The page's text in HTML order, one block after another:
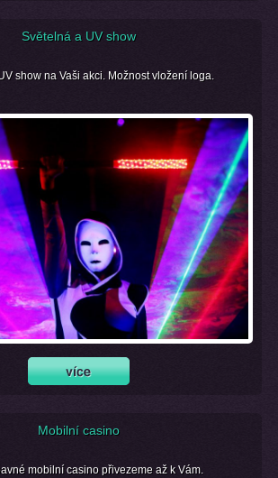
Světelná a UV show
show na Vaši akci. Možnost vložení loga.
Mobilní casino
mobilní casino přivezeme až k Vám.